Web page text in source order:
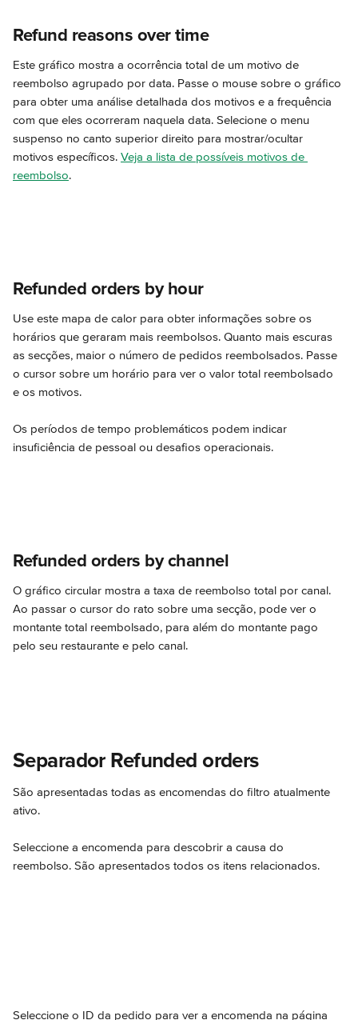
Refund reasons over time
Este gráfico mostra a ocorrência total de um motivo de
reembolso agrupado por data. Passe o mouse sobre o gráfico
para obter uma análise detalhada dos motivos e a frequência
com que eles ocorreram naquela data. Selecione o menu
suspenso no canto superior direito para mostrar/ocultar
motivos específicos. Veja a lista de possíveis motivos de
reembolso.
Refunded orders by hour
Use este mapa de calor para obter informações sobre os
horários que geraram mais reembolsos. Quanto mais escuras
as secções, maior o número de pedidos reembolsados. Passe
o cursor sobre um horário para ver o valor total reembolsado
e os motivos.
Os períodos de tempo problemáticos podem indicar
insuficiência de pessoal ou desafios operacionais.
Refunded orders by channel
O gráfico circular mostra a taxa de reembolso total por canal.
Ao passar o cursor do rato sobre uma secção, pode ver o
montante total reembolsado, para além do montante pago
pelo seu restaurante e pelo canal.
Separador Refunded orders
São apresentadas todas as encomendas do filtro atualmente
ativo.
Seleccione a encomenda para descobrir a causa do
reembolso. São apresentados todos os itens relacionados.
Seleccione o ID da pedido para ver a encomenda na página